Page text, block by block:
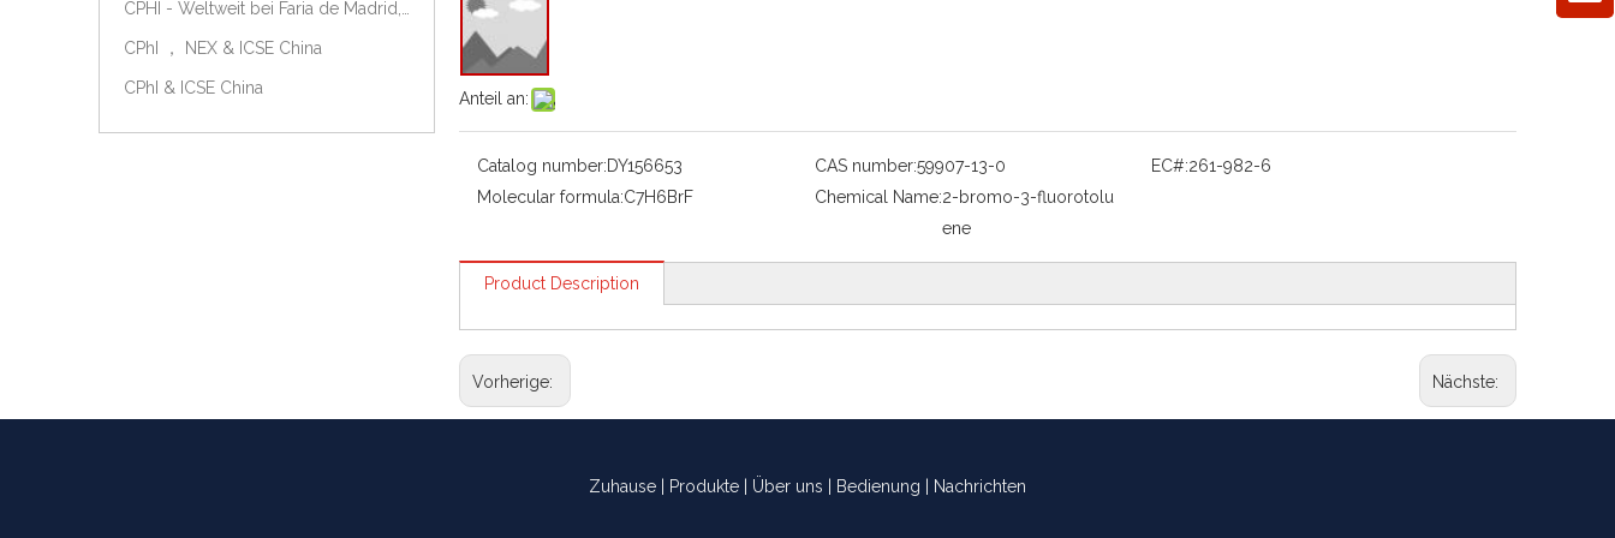
CPhI ， NEX & ICSE China
CPhI & ICSE China
Anteil an:
Catalog number:DY156653 CAS number:59907-13-0 EC#:261-982-6
Molecular formula:C7H6BrF Chemical Name:2-bromo-3-fluorotolu
ene
Product Description
Vorherige: Nächste:
Zuhause Produkte Über uns Bedienung Nachrichten